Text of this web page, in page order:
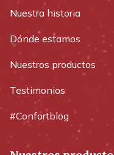
Nuestra historia
Dónde estamos
Nuestros productos
Testimonios
#Confortblog